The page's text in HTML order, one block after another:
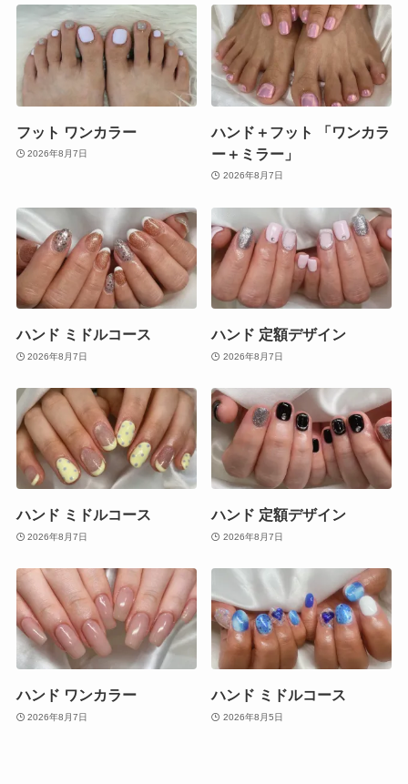
フット ワンカラー
2026年8月7日
ハンド＋フット 「ワンカラ
ー＋ミラー」
2026年8月7日
ハンド ミドルコース
2026年8月7日
ハンド 定額デザイン
2026年8月7日
ハンド ミドルコース
2026年8月7日
ハンド 定額デザイン
2026年8月7日
ハンド ワンカラー
2026年8月7日
ハンド ミドルコース
2026年8月5日